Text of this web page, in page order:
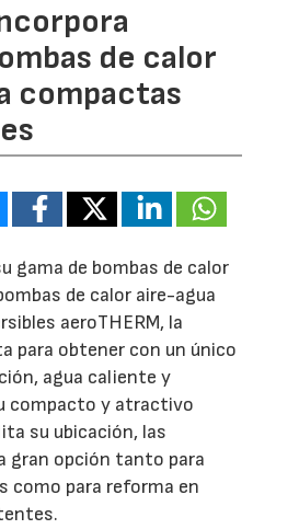
de calor
compactas
gama de bombas de calor
de calor aire-agua
aeroTHERM, la
para obtener con un único
agua caliente y
compacto y atractivo
su ubicación, las
gran opción tanto para
como para reforma en